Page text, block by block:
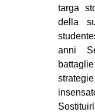
targa
della
anni